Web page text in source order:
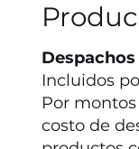
Incluidos
Por
costo de